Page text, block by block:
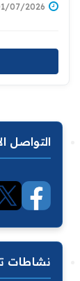
01/07/2026 - 10:37
التواصل
نشاطات